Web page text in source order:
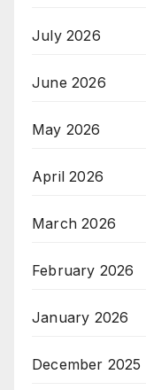
July 2026
June 2026
May 2026
April 2026
March 2026
February 2026
January 2026
December 2025